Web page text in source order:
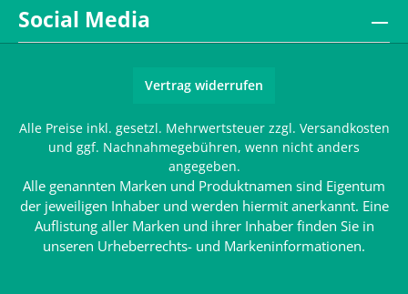
Social Media
Vertrag widerrufen
Alle Preise inkl. gesetzl. Mehrwertsteuer zzgl. Versandkosten
und ggf. Nachnahmegebühren, wenn nicht anders
angegeben.
Alle genannten Marken und Produktnamen sind Eigentum
der jeweiligen Inhaber und werden hiermit anerkannt. Eine
Auflistung aller Marken und ihrer Inhaber finden Sie in
unseren Urheberrechts- und Markeninformationen.